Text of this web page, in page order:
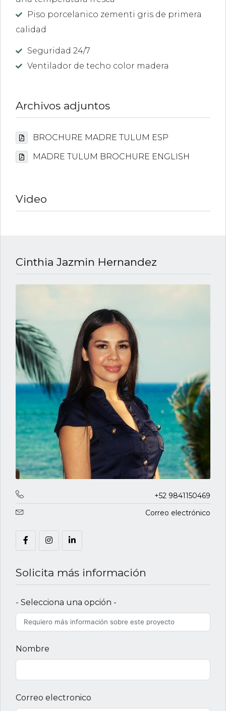
Piso porcelanico zementi gris de primera
calidad
Seguridad 24/7
Ventilador de techo color madera
Archivos adjuntos
BROCHURE MADRE TULUM ESP
MADRE TULUM BROCHURE ENGLISH
Video
Cinthia Jazmin Hernandez
+52 9841150469
Correo electrónico
Solicita más información
- Selecciona una opción -
Nombre
Correo electronico